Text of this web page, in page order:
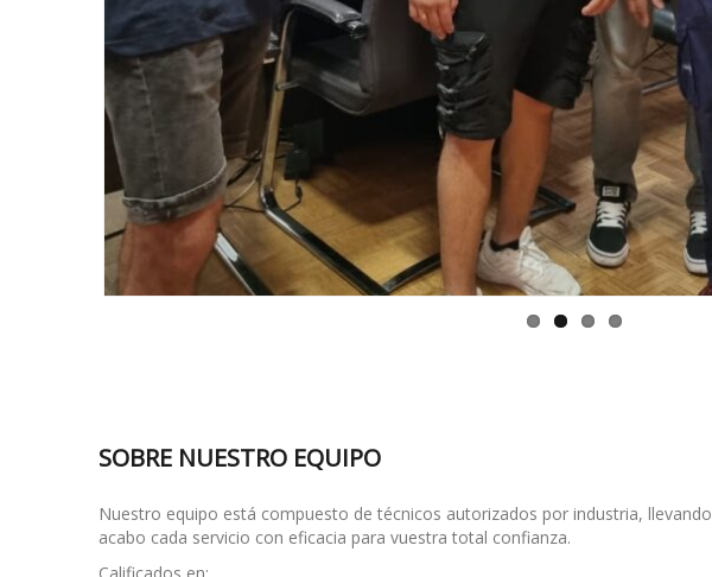
SOBRE NUESTRO EQUIPO
Nuestro equipo está compuesto de técnicos autorizados por industria, llevando
acabo cada servicio con eficacia para vuestra total confianza.
Calificados en: